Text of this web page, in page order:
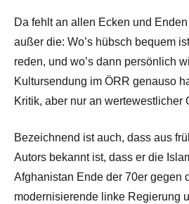
Da fehlt an allen Ecken und
außer die: Wo’s hübsch bequem
reden, und wo’s dann persönlich
Kultursendung im ÖRR genauso
Kritik, aber nur an wertewestlicher
Bezeichnend ist auch, dass aus
Autors bekannt ist, dass er die
Afghanistan Ende der 70er gegen
modernisierende linke Regierung